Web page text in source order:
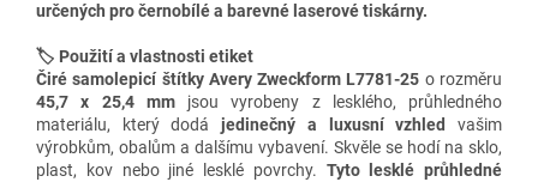
určených pročernobílé a barevné laserové tiskárny.
🏷️ Použití a vlastnosti etiket
Čiré samolepicí štítky Avery Zweckform L7781-25 o rozměru
45,7 x 25,4 mm
jsou vyrobeny
z lesklého, průhledného
materiálu, který dodájedinečný a luxusní vzhled
vašim
výrobkům, obalům a dalšímu vybavení. Skvěle se hodí na sklo,
plast, kov nebo jiné lesklé povrchy. Tyto
lesklé průhledné